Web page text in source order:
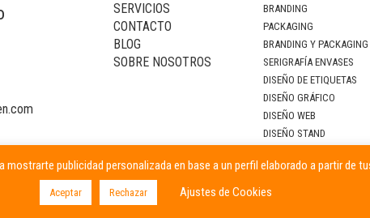
SERVICIOS
CONTACTO
BLOG
SOBRE NOSOTROS
BRANDING
PACKAGING
BRANDING Y
SERIGRAFÍA ENVASES
DISEÑO DE ETIQUETAS
DISEÑO GRÁFICO
DISEÑO WEB
DISEÑO STAND
CAMPAÑAS
publicidad personalizada en base a un perfil elaborado a partir de
Aceptar Rechazar Ajustes de Cookies